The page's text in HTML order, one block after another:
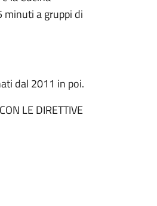
minuti a gruppi di
dal 2011 in poi.
LE DIRETTIVE